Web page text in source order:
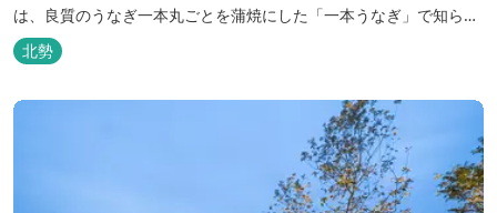
は、良質のうなぎ一本丸ごとを蒲焼にした「一本うなぎ」で知られ
ます。大きさも太さも極上の鰻を厳選し、皮をパリッと焼き上げて
も身質がフワッとやわらかい、贅沢な食感を実現。 鮮度抜群の鰻を
北勢